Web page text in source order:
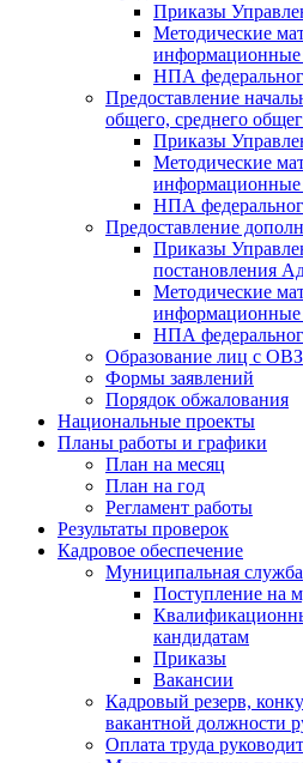
Приказы
Методические
информационные
НПА
Предоставление
общего, среднего
Приказы
Методические
информационные
НПА
Предоставление
Приказы
постановления
Методические
информационные
НПА
Образование лиц с ОВЗ
Формы заявлений
Порядок обжалования
Национальные проекты
Планы работы и графики
План на месяц
План на год
Регламент работы
Результаты проверок
Кадровое обеспечение
Муниципальная служба
Поступление на
кандидатам
Приказы
Вакансии
Кадровый резерв,
вакантной должности
Оплата труда